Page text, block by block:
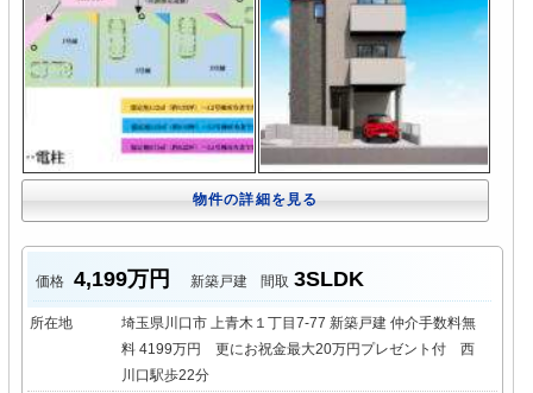
物件の詳細を見る
価格 4,199万円 新築戸建 間取 3SLDK
所在地
埼玉県川口市 上青木１丁目7-77 新築戸建 仲介手数料無
料 4199万円 更にお祝金最大20万円プレゼント付 西
川口駅歩22分